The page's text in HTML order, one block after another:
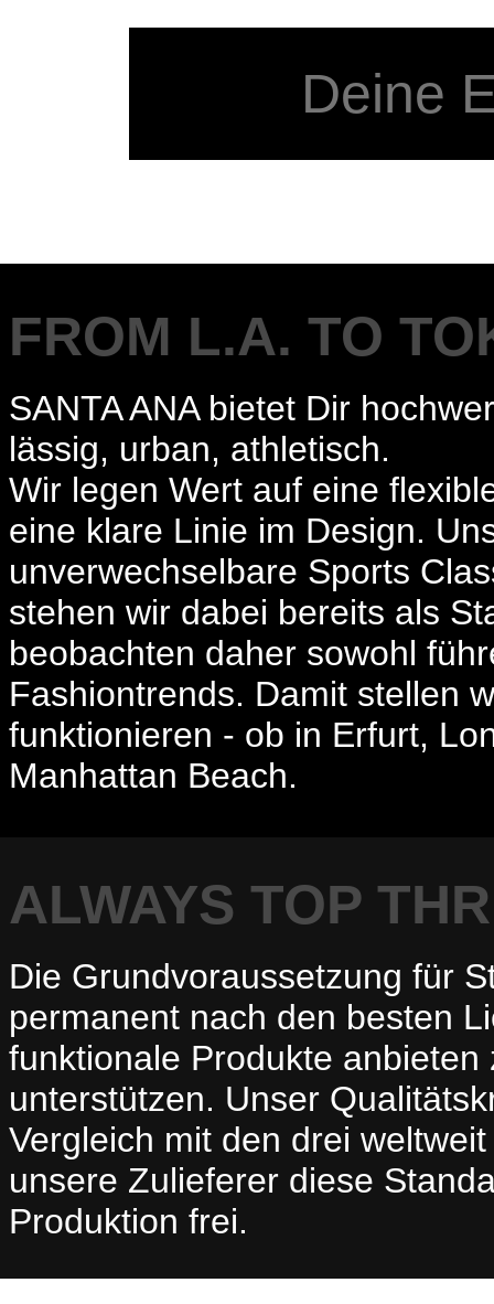
FROM L.A. TO
SANTA ANA bietet Dir
lässig, urban, athletisch.
Wir legen Wert auf eine
eine klare Linie im Design.
unverwechselbare Sports
stehen wir dabei bereits als
beobachten daher sowohl
Fashiontrends. Damit stellen
funktionieren - ob in Erfurt,
Manhattan Beach.
ALWAYS TOP
Die Grundvoraussetzung für
permanent nach den besten
funktionale Produkte
unterstützen. Unser
Vergleich mit den drei
unsere Zulieferer diese
Produktion frei.